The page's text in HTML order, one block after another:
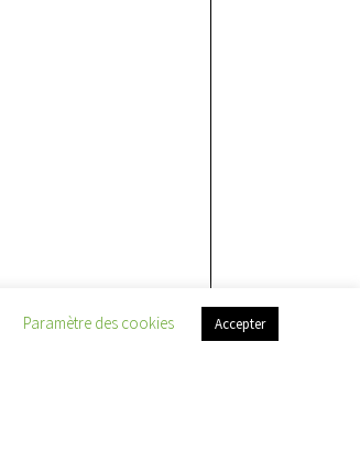
Paramètre des cookies Accepter